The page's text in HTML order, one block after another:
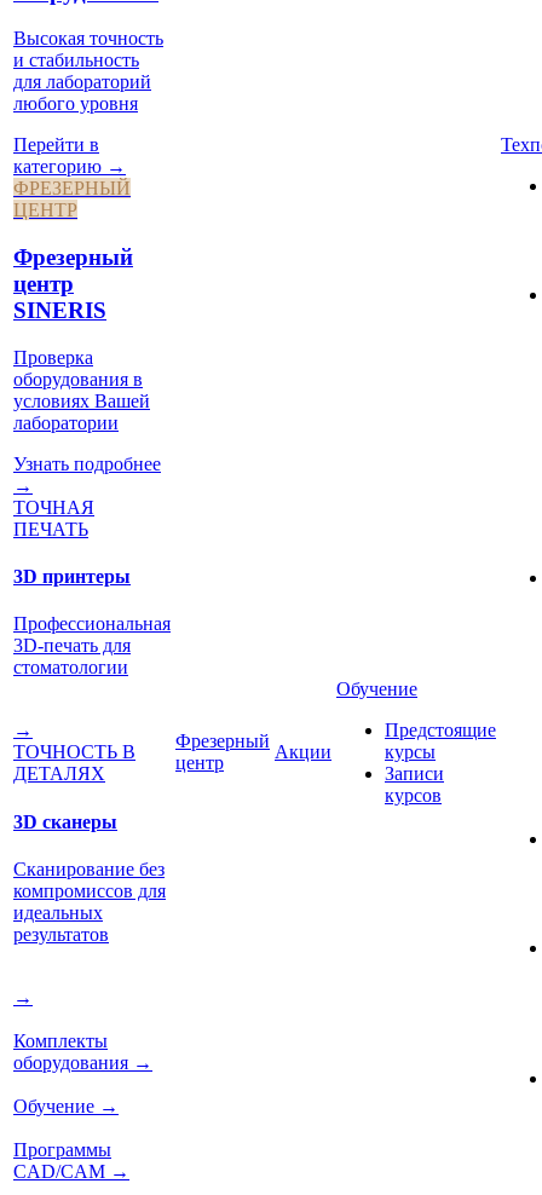
Высокая точность
и стабильность
для лабораторий
любого уровня
Перейти в
категорию →
ФРЕЗЕРНЫЙ
ЦЕНТР
Фрезерный
центр
SINERIS
Проверка
оборудования в
условиях Вашей
лаборатории
Узнать подробнее
→
ТОЧНАЯ
ПЕЧАТЬ
3D принтеры
Профессиональная
3D-печать для
стоматологии
→
ТОЧНОСТЬ В
ДЕТАЛЯХ
3D сканеры
Сканирование без
компромиссов для
идеальных
результатов
→
Комплекты
оборудования →
Обучение →
Программы
CAD/CAM →
Фрезерный
центр
Акции
Обучение
Предстоящие
курсы
Записи
курсов